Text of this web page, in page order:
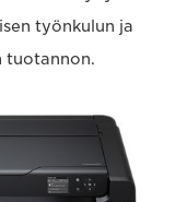
työnkulun ja
tuotannon.